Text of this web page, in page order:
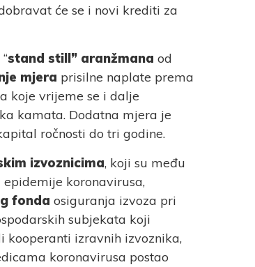
će se i novi krediti za
stand still” aranžmana od
mjera prisilne naplate prema
koje vrijeme se i dalje
kamata. Dodatna mjera je
ročnosti do tri godine.
izvoznicima, koji su među
koronavirusa,
fonda osiguranja izvoza pri
subjekata koji
kooperanti izravnih izvoznika,
koronavirusa postao